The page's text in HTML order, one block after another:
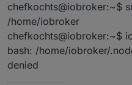
chefkochts@iobroker:~$
/home/iobroker
chefkochts@iobroker:~$
bash: /home/iobroker/
denied